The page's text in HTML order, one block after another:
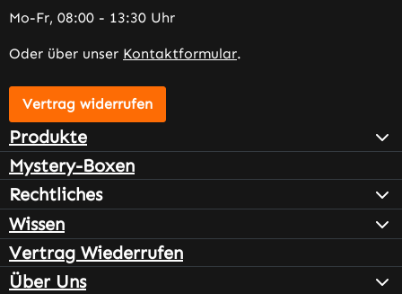
Mo-Fr, 08:00 - 13:30 Uhr
Oder über unser Kontaktformular.
Vertrag widerrufen
Produkte
Mystery-Boxen
Rechtliches
Wissen
Vertrag Wiederrufen
Über Uns